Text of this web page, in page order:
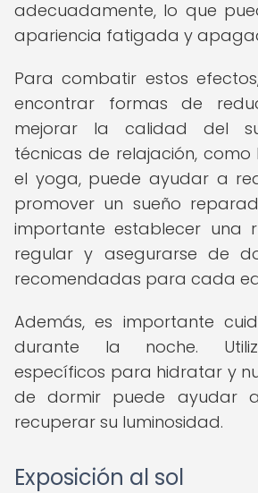
adecuadamente, lo que
apariencia fatigada y
Para combatir estos
encontrar formas de
mejorar la calidad del
técnicas de relajación,
el yoga, puede ayudar a
promover un sueño
importante establecer una
regular y asegurarse de
recomendadas para cada
Además, es importante
durante la noche.
específicos para hidratar y
de dormir puede ayudar
recuperar su luminosidad.
Exposición al sol